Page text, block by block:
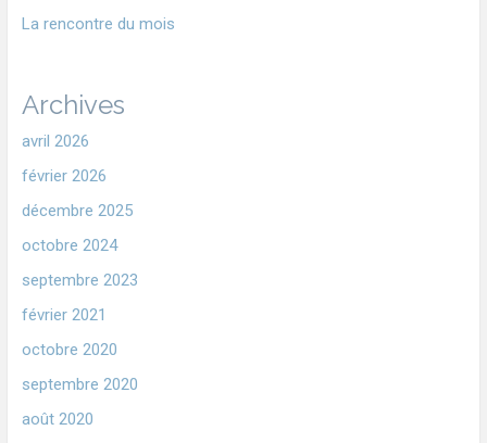
La rencontre du mois
Archives
avril 2026
février 2026
décembre 2025
octobre 2024
septembre 2023
février 2021
octobre 2020
septembre 2020
août 2020